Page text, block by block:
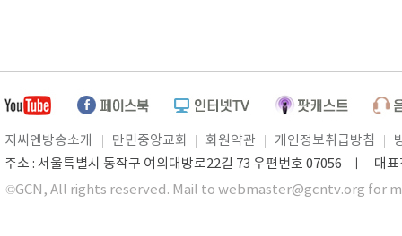
지씨엔방송소개 만민중앙교회 회원약관 개인정보취급방침
주소 : 서울특별시 동작구 여의대방로22길 73 우편번호 07056 ㅣ 대
©GCN, All rights reserved. Mail to webmaster@gcntv.org for